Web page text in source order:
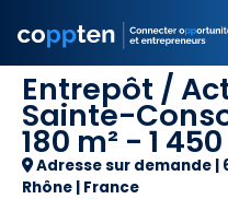
Entrepôt /
Sainte-
180 m² - 1
Adresse sur demande |
Rhône | France